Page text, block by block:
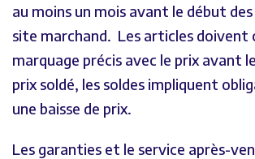
au moins un mois avant le début des
site marchand. Les articles doivent
marquage précis avec le prix avant
prix soldé, les soldes impliquent
une baisse de prix.
Les garanties et le service après-